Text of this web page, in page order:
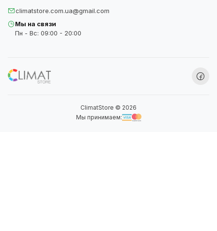
climatstore.com.ua@gmail.com
Мы на связи
Пн - Вс: 09:00 - 20:00
ClimatStore © 2026
Мы принимаем: